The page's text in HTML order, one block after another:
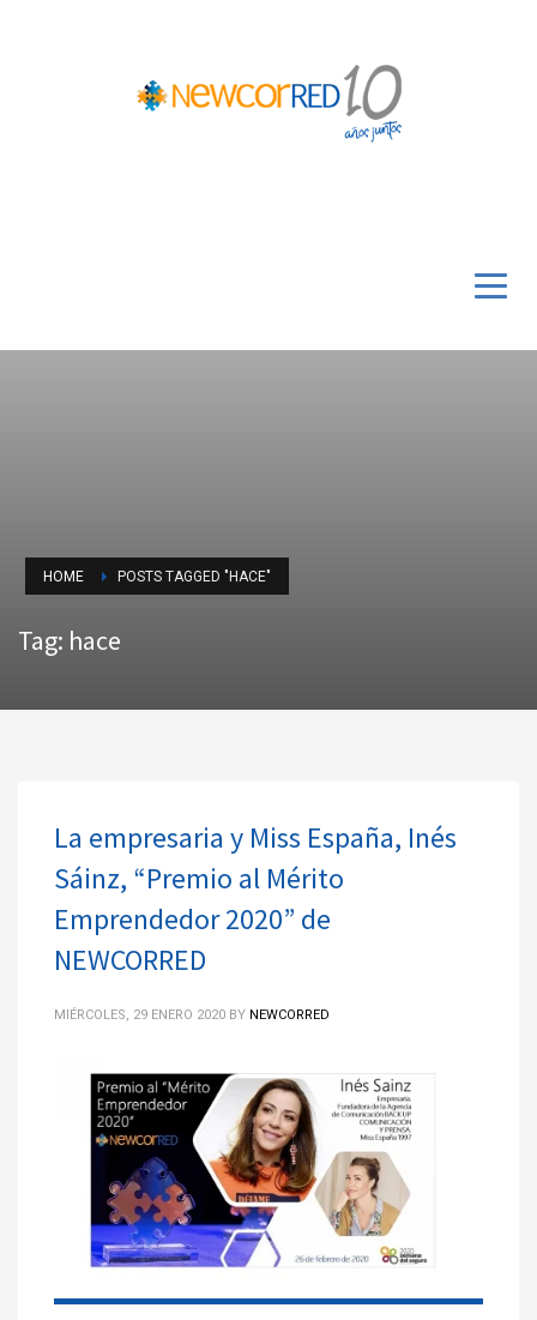
HOME POSTS TAGGED "HACE"
Tag: hace
La empresaria y Miss España, Inés
Sáinz, “Premio al Mérito
Emprendedor 2020” de
NEWCORRED
MIÉRCOLES, 29 ENERO 2020 BY NEWCORRED